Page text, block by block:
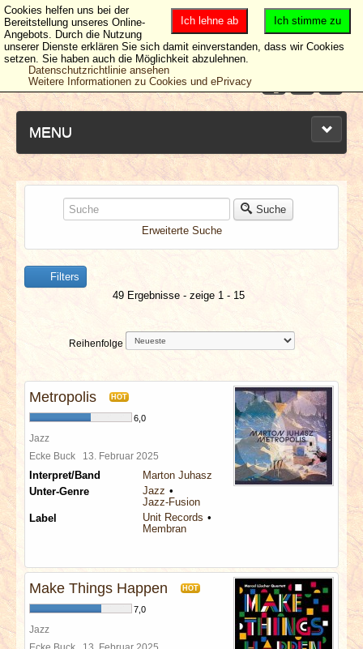
MENU
NEUESTE ARTIKEL
NEWS & DATES
BERICHTE
VERLOSUNGEN
SPECIALS
REDAKTION
LINKS
Suche
Erweiterte Suche
Filters
49 Ergebnisse - zeige 1 - 15
Reihenfolge
Metropolis HOT
6,0
Jazz
Ecke Buck 13. Februar 2025
Interpret/Band
Marton Juhasz
Unter-Genre
Jazz
Jazz-Fusion
Label
Unit Records
Membran
Make Things Happen HOT
7,0
Jazz
Ich stimme zu
Ich lehne ab
Cookies helfen uns bei der
Bereitstellung unseres Online-
Angebots. Durch die Nutzung
unserer Dienste erklären Sie sich damit einverstanden, dass wir Cookies
setzen. Sie haben auch die Möglichkeit abzulehnen.
Datenschutzrichtlinie ansehen
Weitere Informationen zu Cookies und ePrivacy